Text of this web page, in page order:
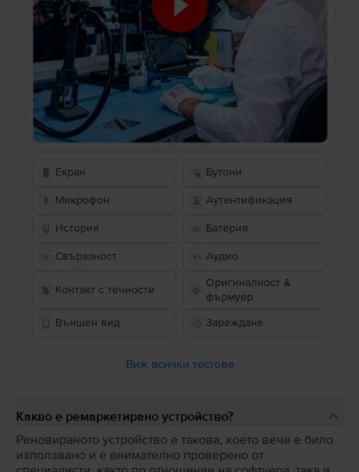
Екран Бутони
Микрофон Аутентификация
История Батерия
Свързаност Аудио
Контакт с течности
Оригиналност &
фърмуер
Външен вид
Зареждане
Виж всички тестове
Какво е ремаркетирано устройство?
Реновираното устройство е такова, което вече е било
използвано и е внимателно проверено от